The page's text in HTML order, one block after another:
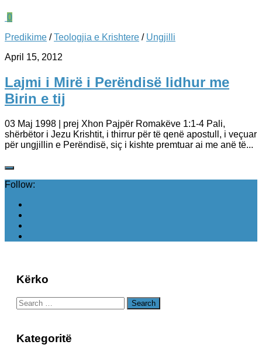
0
Predikime /Teologjia e Krishtere / Ungjilli
April 15, 2012
Lajmi i Mirë i Perëndisë lidhur me
Birin e tij
03 Maj 1998 | prej Xhon Pajpër Romakëve 1:1-4 Pali,
shërbëtor i Jezu Krishtit, i thirrur për të qenë apostull, i veçuar
për ungjillin e Perëndisë, siç i kishte premtuar ai me anë të...
Follow:
Kërko
Search
for:
Kategoritë